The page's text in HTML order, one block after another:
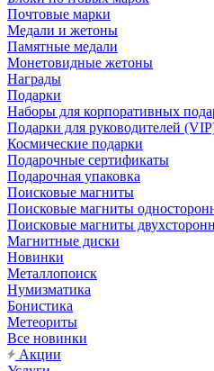
Почтовые марки
Медали и жетоны
Памятные медали
Монетовидные жетоны
Награды
Подарки
Наборы для корпоративных
Подарки для руководителей
Космические подарки
Подарочные сертификаты
Подарочная упаковка
Поисковые магниты
Поисковые магниты
Поисковые магниты
Магнитные диски
Новинки
Металлопоиск
Нумизматика
Бонистика
Метеориты
Все новинки
Акции